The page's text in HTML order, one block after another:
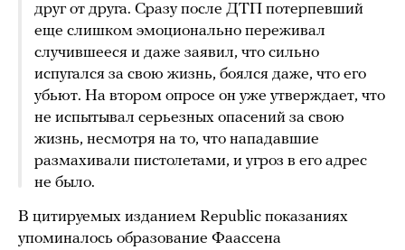
друг от друга. Сразу после ДТП потерпевший
еще слишком эмоционально переживал
случившееся и даже заявил, что сильно
испугался за свою жизнь, боялся даже, что его
убьют. На втором опросе он уже утверждает, что
не испытывал серьезных опасений за свою
жизнь, несмотря на то, что нападавшие
размахивали пистолетами, и угроз в его адрес
не было.
В цитируемых изданием Republic показаниях
упоминалось образование Фаассена